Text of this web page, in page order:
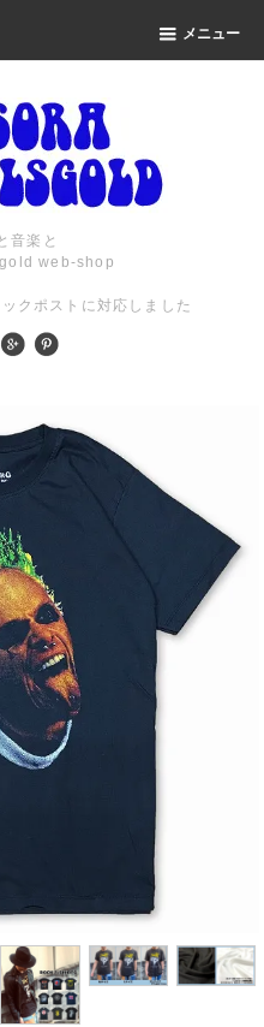
メニュー
音楽と
web-shop
クポストに対応しました